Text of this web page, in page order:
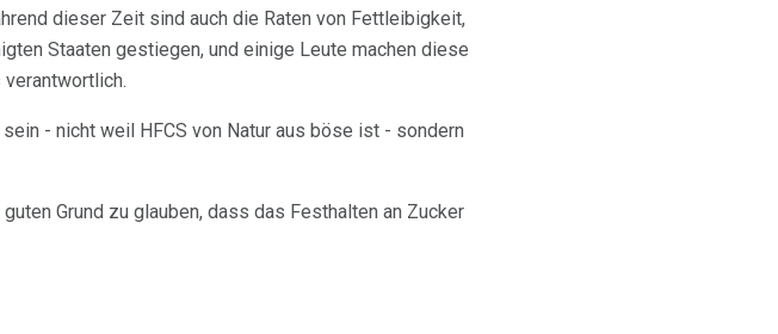
dieser Zeit sind auch die Raten von Fettleibigkeit,
Staaten gestiegen, und einige Leute machen diese
- nicht weil HFCS von Natur aus böse ist - sondern
Grund zu glauben, dass das Festhalten an Zucker